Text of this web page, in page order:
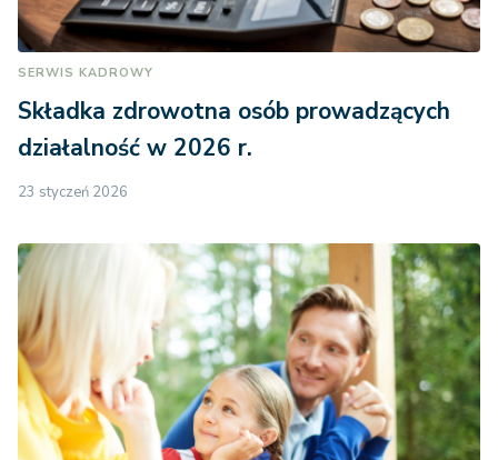
SERWIS KADROWY
Składka zdrowotna osób prowadzących
działalność w 2026 r.
23 styczeń 2026